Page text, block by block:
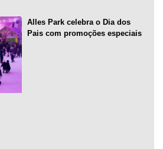
Alles Park celebra o Dia dos
Pais com promoções especiais